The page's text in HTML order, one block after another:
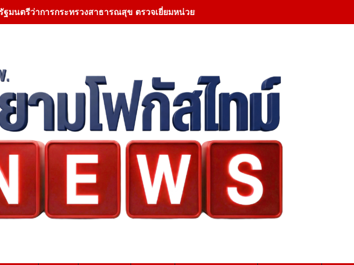
ฐมนตรีว่าการกระทรวงสาธารณสุข ตรวจเยี่ยมหน่วยบริการโรงพยาบาลโคกสำโรง